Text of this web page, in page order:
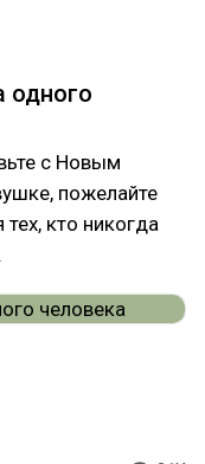
одного
с Новым
пожелайте
кто никогда